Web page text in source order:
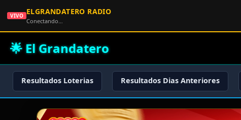
🌟 El Grandatero
Resultados Loterias Resultados Dias Anteriores
VIVO ELGRANDATERO RADIO
Conectando…